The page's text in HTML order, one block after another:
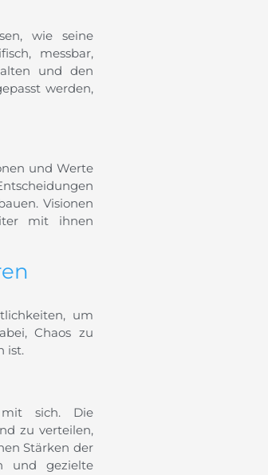
wie seine
messbar,
und den
werden,
und Werte
Visionen
mit ihnen
um
Chaos zu
ist.
mit sich. Die
zu verteilen,
Stärken der
und gezielte